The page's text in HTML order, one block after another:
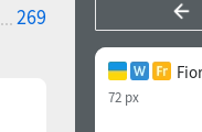
269
72 px